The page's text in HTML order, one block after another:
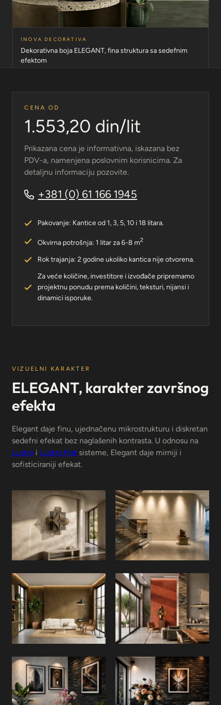
INOVA DECORATIVA
Dekorativna boja ELEGANT, fina struktura sa sedefnim
efektom
CENA OD
1.553,20 din/lit
Prikazana cena je informativna, iskazana bez
PDV-a, namenjena poslovnim korisnicima. Za
detaljnu informaciju pozovite.
+381 (0) 61 166 1945
Pakovanje: Kantice od 1, 3, 5, 10 i 18 litara.
Okvirna potrošnja: 1 litar za 6-8 m2
Rok trajanja: 2 godine ukoliko kantica nije otvorena.
Za veće količine, investitore i izvođače pripremamo
projektnu ponudu prema količini, teksturi, nijansi i
dinamici isporuke.
VIZUELNI KARAKTER
ELEGANT, karakter završnog
efekta
Elegant daje finu, ujednačenu mikrostrukturu i diskretan
sedefni efekat bez naglašenih kontrasta. U odnosu na
Lustro i Lustro Mat sisteme, Elegant daje mirniji i
sofisticiraniji efekat.